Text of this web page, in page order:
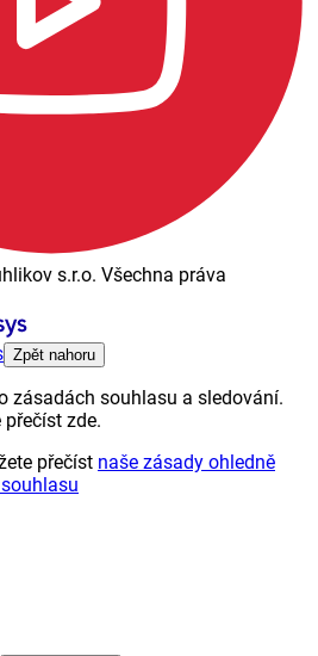
s.r.o. Všechna práva
Zpět nahoru
zásadách souhlasu a sledování.
zde.
přečíst naše zásady ohledně